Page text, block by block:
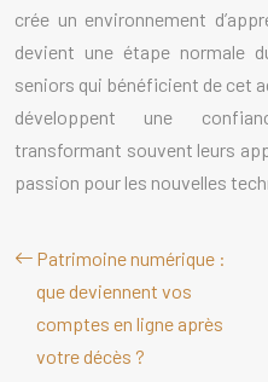
crée un environnement
devient une étape normale
seniors qui bénéficient de cet
développent une
transformant souvent leurs
passion pour les nouvelles
Patrimoine numérique :
que deviennent vos
comptes en ligne après
votre décès ?